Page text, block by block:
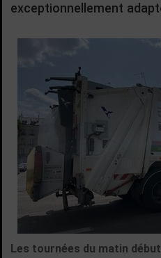
exceptionnellement
Les tournées du matin